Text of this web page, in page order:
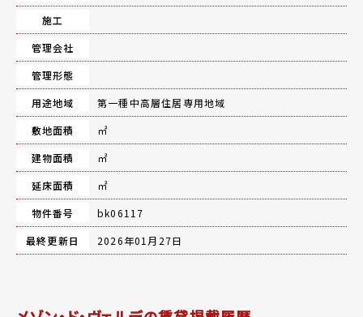
施工
管理会社
管理形態
用途地域
第一種中高層住居専用地域
敷地面積
㎡
建物面積
㎡
延床面積
㎡
物件番号
bk06117
最終更新日
2026年01月27日